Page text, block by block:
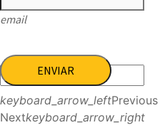
email
ENVIAR
keyboard_arrow_leftPrevious
Nextkeyboard_arrow_right